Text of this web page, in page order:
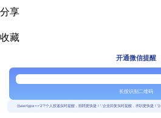
分享
收藏
开通微信提醒
长按识别二维码
{{usertype=='2'?'个人投递实时提醒，招聘更快捷！':'企业回复实时提醒，求职更快捷！'}}